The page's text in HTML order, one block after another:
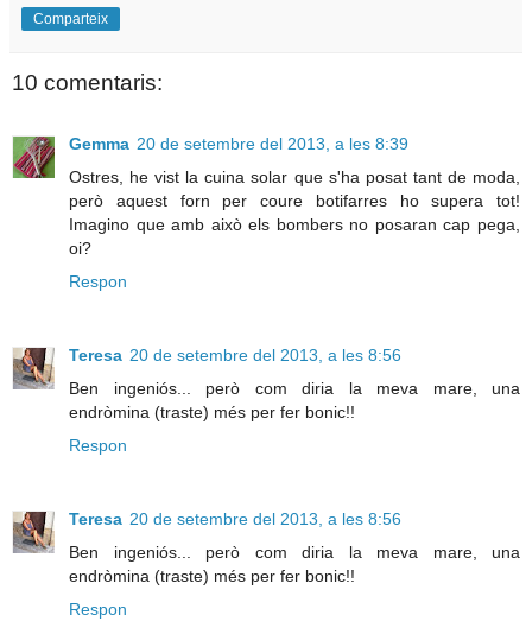
Comparteix
10 comentaris:
Gemma 20 de setembre del 2013, a les 8:39
Ostres, he vist la cuina solar que s'ha posat tant de moda,
però aquest forn per coure botifarres ho supera tot!
Imagino que amb això els bombers no posaran cap pega,
oi?
Respon
Teresa 20 de setembre del 2013, a les 8:56
Ben ingeniós... però com diria la meva mare, una
endròmina (traste) més per fer bonic!!
Respon
Teresa 20 de setembre del 2013, a les 8:56
Ben ingeniós... però com diria la meva mare, una
endròmina (traste) més per fer bonic!!
Respon